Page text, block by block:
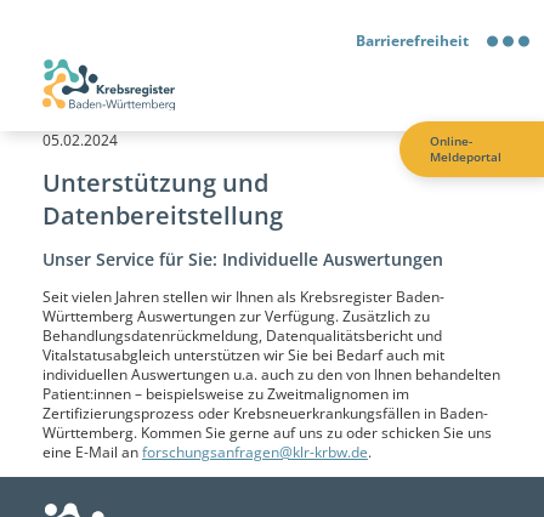
Barrierefreiheit
Barrierefreiheit
Kontrastmodus
Leichte Sprache
05.02.2024
Unterstützung und
Datenbereitstellung
Unser Service für Sie: Individuelle Auswertungen
Seit vielen Jahren stellen wir Ihnen als Krebsregister Baden-
Württemberg Auswertungen zur Verfügung. Zusätzlich zu
Behandlungsdatenrückmeldung, Datenqualitätsbericht und
Vitalstatusabgleich unterstützen wir Sie bei Bedarf auch mit
individuellen Auswertungen u.a. auch zu den von Ihnen behandelten
Patient:innen – beispielsweise zu Zweitmalignomen im
Zertifizierungsprozess oder Krebsneuerkrankungsfällen in Baden-
Württemberg. Kommen Sie gerne auf uns zu oder schicken Sie uns
eine E-Mail anforschungsanfragen@klr-krbw.de.
Online-
Meldeportal